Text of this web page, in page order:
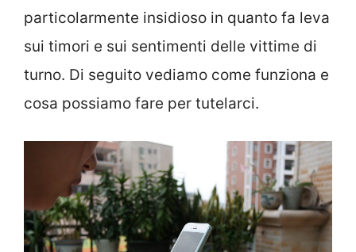
particolarmente insidioso in quanto fa leva
sui timori e sui sentimenti delle vittime di
turno. Di seguito vediamo come funziona e
cosa possiamo fare per tutelarci.